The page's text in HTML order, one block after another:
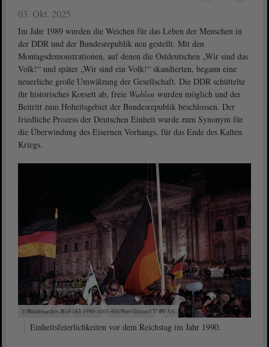
03. Okt. 2025
Im Jahr 1989 wurden die Weichen für das Leben der Menschen in
der DDR und der Bundesrepublik neu gestellt. Mit den
Montagsdemonstrationen, auf denen die Ostdeutschen „Wir sind das
Volk!“ und später „Wir sind ein Volk!“ skandierten, begann eine
neuerliche große Umwälzung der Gesellschaft. Die DDR schüttelte
ihr historisches Korsett ab, freie Wahlen wurden möglich und der
Beitritt zum Hoheitsgebiet der Bundesrepublik beschlossen. Der
friedliche Prozess der Deutschen Einheit wurde zum Synonym für
die Überwindung des Eisernen Vorhangs, für das Ende des Kalten
Kriegs.
© Bundesarchiv, Bild 183-1990-1003-400/Peer Grimm/CC-BY-SA
Einheitsfeierlichkeiten vor dem Reichstag im Jahr 1990.